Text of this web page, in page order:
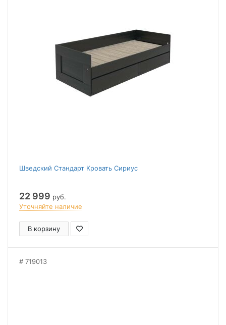
Шведский Стандарт Кровать Сириус
22 999 руб.
Уточняйте наличие
В корзину
719013